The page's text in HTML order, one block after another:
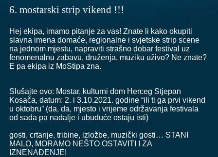
6. mostarski strip vikend !!!
Hej ekipa, imamo pitanje za vas! Znate li kako okupiti
slavna imena domaće, regionalne i svjetske strip scene
na jednom mjestu, napraviti strašno dobar festival uz
fenomenalnu zabavu, druženja, muziku uživo? Ne znate?
E pa ekipa iz MoStipa zna.
Slušajte ovo: Mostar, kulturni dom Herceg Stjepan
Kosača, datum: 2. i 3.10.2021. godine “ili ti ga prvi vikend
u oktobru” (da, da, mjesto i vrijeme održavanja festivala
od sada pa nadalje i ubuduće ostaju isti)
gosti, crtanje, tribine, izložbe, muzički gosti… STANI
MALO, MORAMO NEŠTO OSTAVITI I ZA
IZNENAĐENJE!